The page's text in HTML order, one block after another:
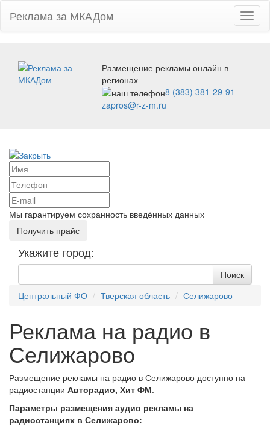
Реклама за МКАДом
Размещение рекламы онлайн в
регионах
8 (383) 381-29-91
zapros@r-z-m.ru
Мы гарантируем сохранность введённых данных
Укажите город:
Центральный ФО Тверская область Селижарово
Реклама на радио в
Селижарово
Размещение рекламы на радио в Селижарово доступно на
радиостанции Авторадио, Хит ФМ.
Параметры размещения аудио рекламы на
радиостанциях в Селижарово: